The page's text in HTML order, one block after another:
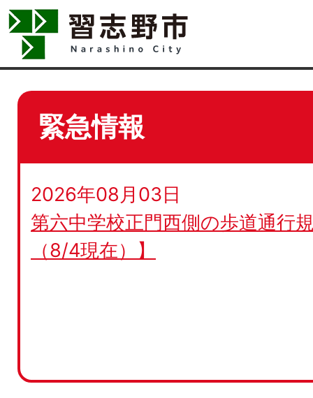
緊急情報
2026年08月03日
第六中学校正門西側の歩道通行
（8/4現在）】